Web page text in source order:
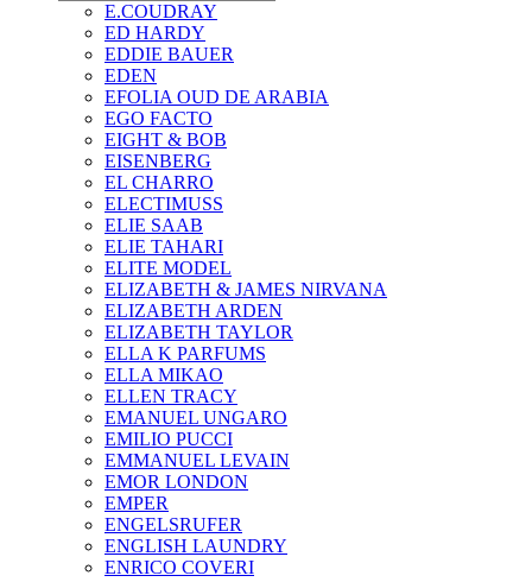
E.COUDRAY
ED HARDY
EDDIE BAUER
EDEN
EFOLIA OUD DE ARABIA
EGO FACTO
EIGHT & BOB
EISENBERG
EL CHARRO
ELECTIMUSS
ELIE SAAB
ELIE TAHARI
ELITE MODEL
ELIZABETH & JAMES NIRVANA
ELIZABETH ARDEN
ELIZABETH TAYLOR
ELLA K PARFUMS
ELLA MIKAO
ELLEN TRACY
EMANUEL UNGARO
EMILIO PUCCI
EMMANUEL LEVAIN
EMOR LONDON
EMPER
ENGELSRUFER
ENGLISH LAUNDRY
ENRICO COVERI